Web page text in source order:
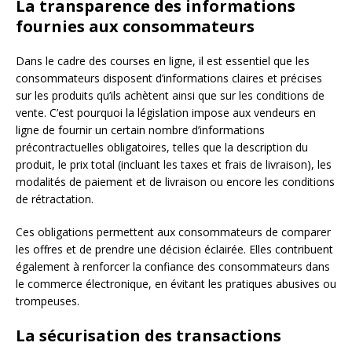
La transparence des informations
fournies aux consommateurs
Dans le cadre des courses en ligne, il est essentiel que les
consommateurs disposent d’informations claires et précises
sur les produits qu’ils achètent ainsi que sur les conditions de
vente. C’est pourquoi la législation impose aux vendeurs en
ligne de fournir un certain nombre d’informations
précontractuelles obligatoires, telles que la description du
produit, le prix total (incluant les taxes et frais de livraison), les
modalités de paiement et de livraison ou encore les conditions
de rétractation.
Ces obligations permettent aux consommateurs de comparer
les offres et de prendre une décision éclairée. Elles contribuent
également à renforcer la confiance des consommateurs dans
le commerce électronique, en évitant les pratiques abusives ou
trompeuses.
La sécurisation des transactions